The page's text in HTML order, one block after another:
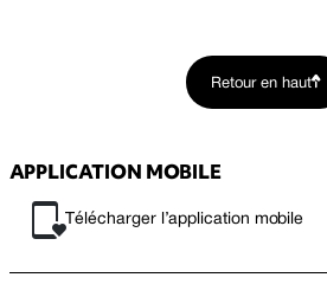
Retour en haut
APPLICATION MOBILE
Télécharger l’application mobile